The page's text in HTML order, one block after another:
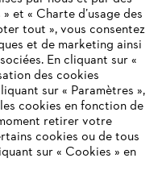
INTERNET
CHARGE
nous ne prenons plus
de notre site ne
une utilisation
et « Charte d’usage des
tout », vous consentez
et de marketing ainsi
En cliquant sur «
des cookies
sur « Paramètres »,
cookies en fonction de
retirer votre
cookies ou de tous
sur « Cookies » en